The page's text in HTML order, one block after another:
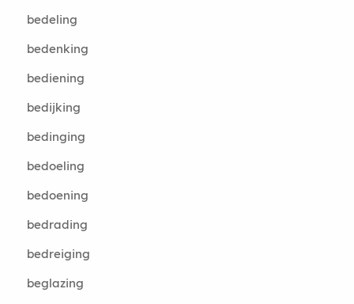
bedeling
bedenking
bediening
bedijking
bedinging
bedoeling
bedoening
bedrading
bedreiging
beglazing